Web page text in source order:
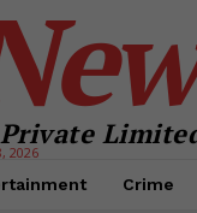
2026
Crime